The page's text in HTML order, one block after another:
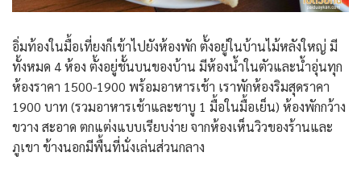
อิ่มท้องในมื้อเที่ยงก็เข้าไปยังห้องพัก ตั้งอยู่ในบ้านไม้หลังใหญ่ มี
ทั้งหมด 4 ห้อง ตั้งอยู่ชั้นบนของบ้าน มีห้องน้ำในตัวและน้ำอุ่นทุก
ห้องราคา 1500-1900 พร้อมอาหารเช้า เราพักห้องริมสุดราคา
1900 บาท (รวมอาหารเช้าและชาบู 1 มื้อในมื้อเย็น) ห้องพักกว้าง
ขวาง สะอาด ตกแต่งแบบเรียบง่าย จากห้องเห็นวิวของร้านและ
ภูเขา ข้างนอกมีพื้นที่นั่งเล่นส่วนกลาง